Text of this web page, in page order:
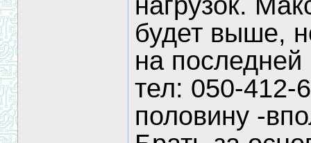
будет выше,
на
тел: 050-412-
половину -